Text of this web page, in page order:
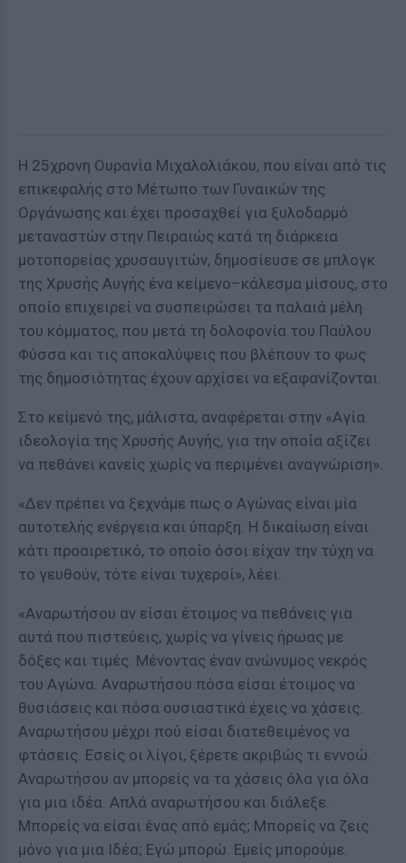
Η 25χρονη Ουρανία Μιχαλολιάκου, που είναι από τις
επικεφαλής στο Μέτωπο των Γυναικών της
Οργάνωσης και έχει προσαχθεί για ξυλοδαρμό
μεταναστών στην Πειραιώς κατά τη διάρκεια
μοτοπορείας χρυσαυγιτών, δημοσίευσε σε μπλογκ
της Χρυσής Αυγής ένα κείμενο–κάλεσμα μίσους, στο
οποίο επιχειρεί να συσπειρώσει τα παλαιά μέλη
του κόμματος, που μετά τη δολοφονία του Παύλου
Φύσσα και τις αποκαλύψεις που βλέπουν το φως
της δημοσιότητας έχουν αρχίσει να εξαφανίζονται.
Στο κείμενό της, μάλιστα, αναφέρεται στην «Αγία
ιδεολογία της Χρυσής Αυγής, για την οποία αξίζει
να πεθάνει κανείς χωρίς να περιμένει αναγνώριση».
«Δεν πρέπει να ξεχνάμε πως ο Αγώνας είναι μία
αυτοτελής ενέργεια και ύπαρξη. Η δικαίωση είναι
κάτι προαιρετικό, το οποίο όσοι είχαν την τύχη να
το γευθούν, τότε είναι τυχεροί», λέει.
«Αναρωτήσου αν είσαι έτοιμος να πεθάνεις για
αυτά που πιστεύεις, χωρίς να γίνεις ήρωας με
δόξες και τιμές. Μένοντας έναν ανώνυμος νεκρός
του Αγώνα. Αναρωτήσου πόσα είσαι έτοιμος να
θυσιάσεις και πόσα ουσιαστικά έχεις να χάσεις.
Αναρωτήσου μέχρι πού είσαι διατεθειμένος να
φτάσεις. Εσείς οι λίγοι, ξέρετε ακριβώς τι εννοώ.
Αναρωτήσου αν μπορείς να τα χάσεις όλα για όλα
για μια ιδέα. Απλά αναρωτήσου και διάλεξε.
Μπορείς να είσαι ένας από εμάς; Μπορείς να ζεις
μόνο για μια Ιδέα; Εγώ μπορώ. Εμείς μπορούμε.